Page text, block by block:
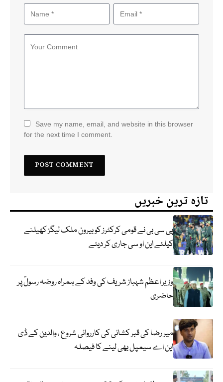
Save my name, email, and website in this browser
for the next time I comment.
تازہ ترین خبریں
پی سی بی نے قومی کرکٹرز کو بیرون ملک لیگز کھیلنے
کیلئے این او سی جاری کر دیئے
وزیر اعظم شہباز شریف کی وفد کے ہمراہ روضہ رسولؐ پر
حاضری
میر رضا کی قبر کشائی کی کارروائی شروع ، والدین کے ڈی
این اے سیمپل بھی لینے کا فیصلہ